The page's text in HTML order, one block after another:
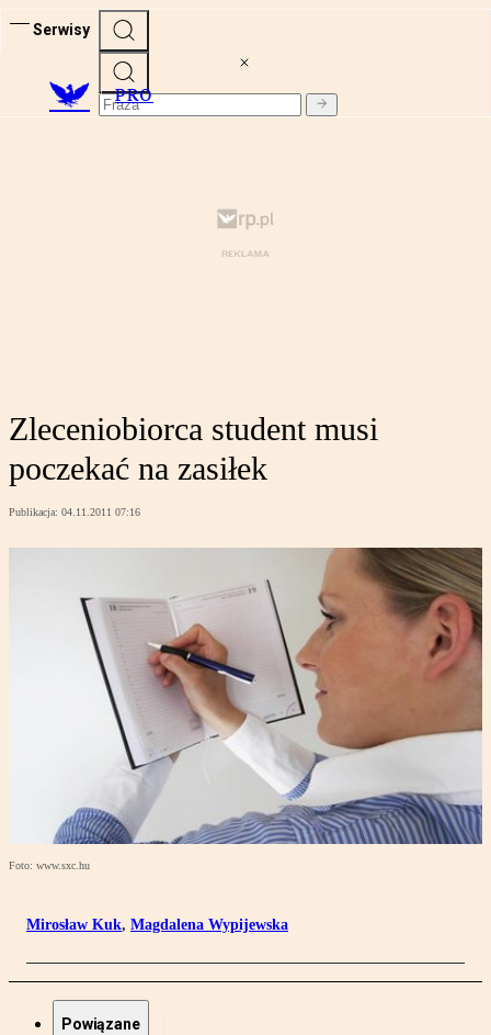
Serwisy
PRO
Zleceniobiorca student musi
poczekać na zasiłek
Publikacja: 04.11.2011 07:16
Foto: www.sxc.hu
Mirosław Kuk, Magdalena Wypijewska
Powiązane